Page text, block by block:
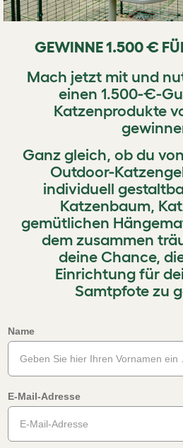
GEWINNE 1.500 €
Mach jetzt mit und
einen 1.500-€-
Katzenprodukte
Ganz gleich, ob du
Outdoor-
individuell
Katzenbaum,
gemütlichen
dem zusammen
deine Chance,
Einrichtung für
Samtpfote zu
Name
E-Mail-Adresse